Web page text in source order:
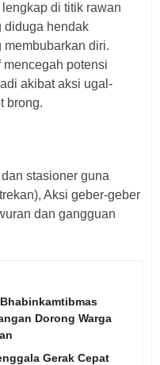
di titik rawan
diduga hendak
membubarkan diri.
potensi
akibat aksi ugal-
brong.
stasioner guna
Aksi geber-geber
dan gangguan
Dorong Warga
Gerak Cepat